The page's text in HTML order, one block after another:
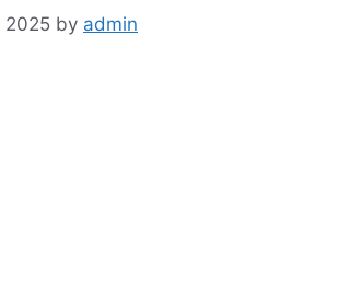
2025 by admin